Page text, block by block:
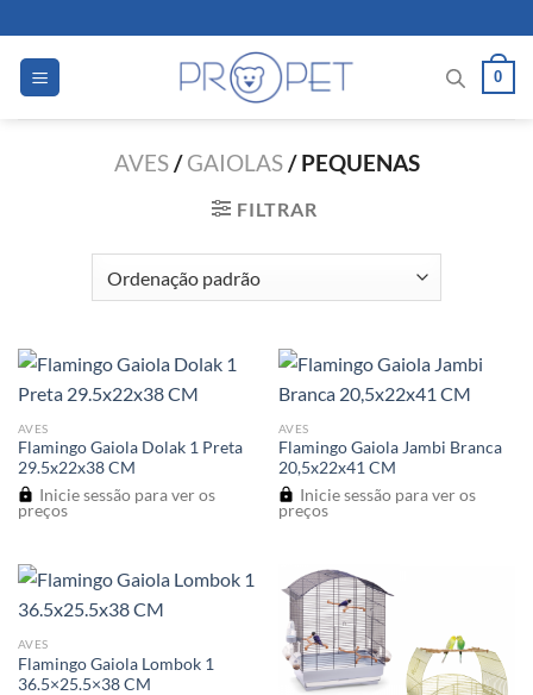
to
content
0
AVES/ GAIOLAS/PEQUENAS
FILTRAR
AVES
Flamingo Gaiola Dolak 1 Preta
29.5x22x38 CM
Inicie sessão para ver os
preços
AVES
Flamingo Gaiola Jambi Branca
20,5x22x41 CM
Inicie sessão para ver os
preços
AVES
Flamingo Gaiola Lombok 1
36.5×25.5×38 CM